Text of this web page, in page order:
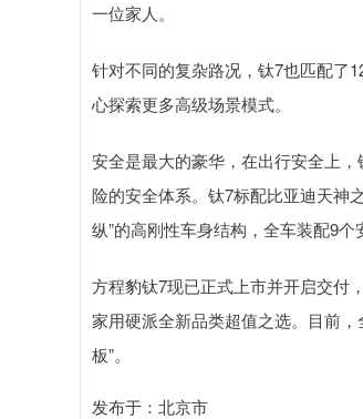
一位家人。
针对不同的复杂路况，钛7也匹配了
心探索更多高级场景模式。
安全是最大的豪华，在出行安全上，
险的安全体系。钛7标配比亚迪天神
纵”的高刚性车身结构，全车装配9个
方程豹钛7现已正式上市并开启交付
家用硬派全新品类超值之选。目前
板”。
发布于：北京市